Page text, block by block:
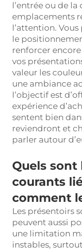
l’entrée ou de
emplacements
l’attention.
le
renforcer
vos
valeur les
une ambiance
l’objectif est
expérience
sentent bien
reviendront et
parler autour
Quels sont
courants
comment
Les présentoirs
peuvent aussi
une limitation
instables,